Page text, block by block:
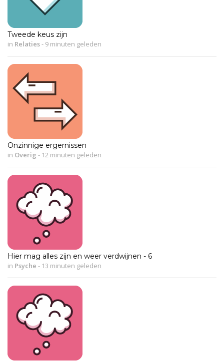
Tweede keus zijn
in Relaties- 9 minuten geleden
Onzinnige ergernissen
in Overig - 12 minuten geleden
Hier mag alles zijn en weer verdwijnen - 6
in Psyche - 13 minuten geleden